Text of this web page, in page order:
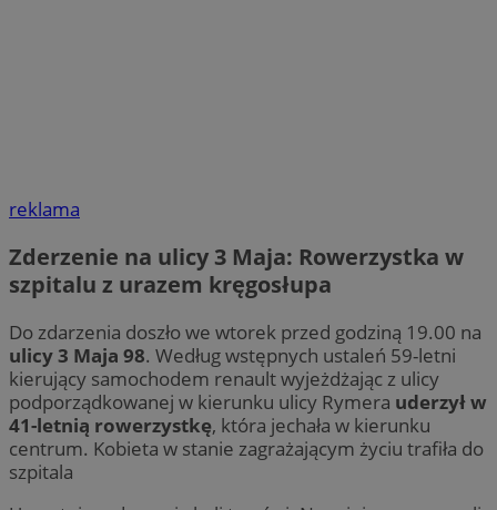
reklama
Zderzenie na ulicy 3 Maja: Rowerzystka w
szpitalu z urazem kręgosłupa
Do zdarzenia doszło we wtorek przed godziną 19.00 na
ulicy 3 Maja 98. Według wstępnych ustaleń 59-letni
kierujący samochodem renault wyjeżdżając z ulicy
podporządkowanej w kierunku ulicy Rymera uderzył w
41-letnią rowerzystkę, która jechała w kierunku
centrum. Kobieta w stanie zagrażającym życiu trafiła do
szpitala